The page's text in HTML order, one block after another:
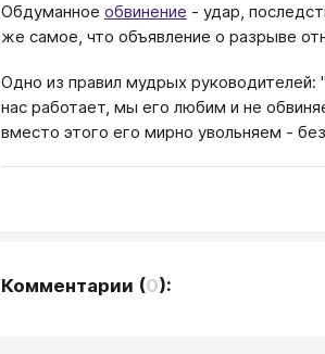
Обдуманное обвинение - удар,
же самое, что объявление о разрыве
Одно из правил мудрых
нас работает, мы его любим и не
вместо этого его мирно увольняем - без
Комментарии (0):